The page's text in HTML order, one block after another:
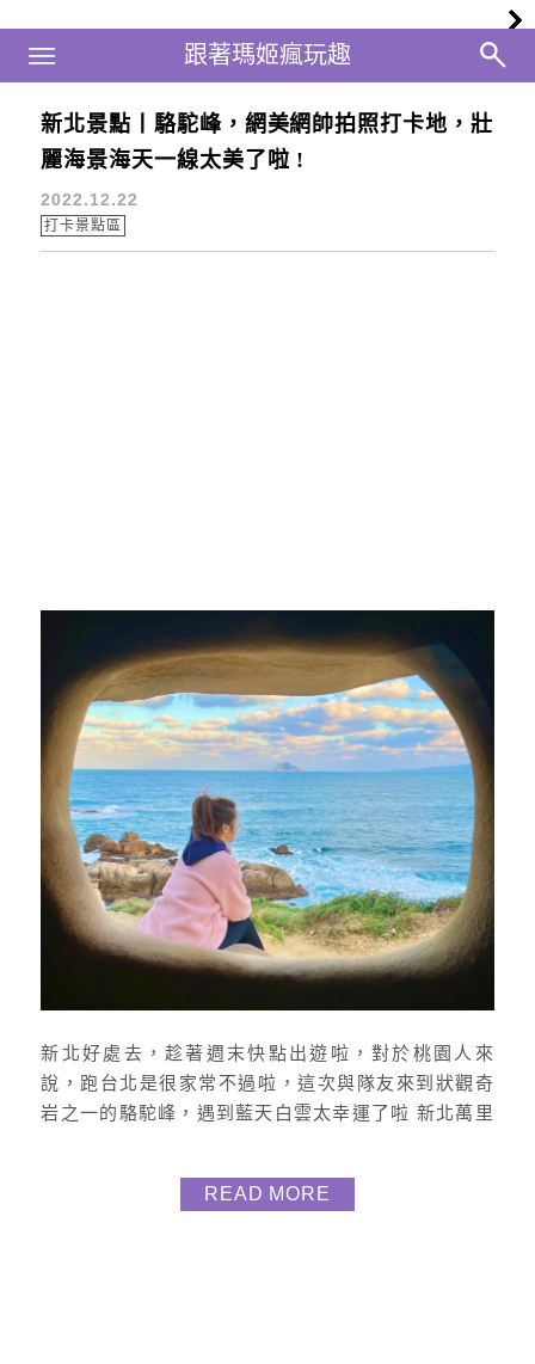
跟著瑪姬瘋玩趣
跟著瑪姬瘋玩趣
Main Menu
萬里桐
新北景點丨駱駝峰，網美網帥拍照打卡地，壯
麗海景海天一線太美了啦 !
2022.12.22
打卡景點區
新北好處去，趁著週末快點出遊啦，對於桃園人來
說，跑台北是很家常不過啦，這次與隊友來到狀觀奇
岩之一的駱駝峰，遇到藍天白雲太幸運了啦 新北萬里
意自身安全。 駱駝峰介紹 新北市萬裡的駱駝峰是一個
READ MORE